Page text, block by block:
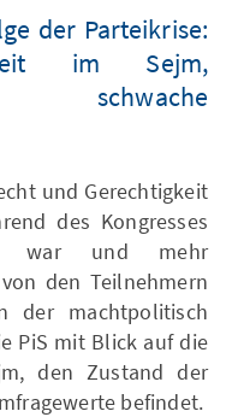
der Parteikrise:
im Sejm,
schwache
und Gerechtigkeit
des Kongresses
war und mehr
den Teilnehmern
der machtpolitisch
PiS mit Blick auf die
den Zustand der
befindet.